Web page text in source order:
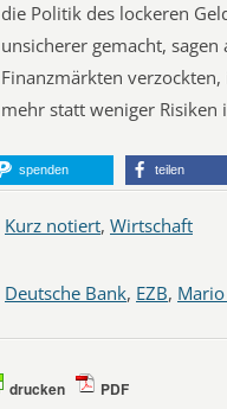
die Politik des lockeren
unsicherer gemacht,
Finanzmärkten
mehr statt weniger Risiken
spenden teilen
Kurz notiert, Wirtschaft
Deutsche Bank, EZB,
drucken PDF